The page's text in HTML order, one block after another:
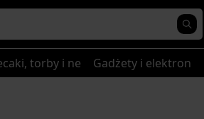
torby i nerkiGadżety i